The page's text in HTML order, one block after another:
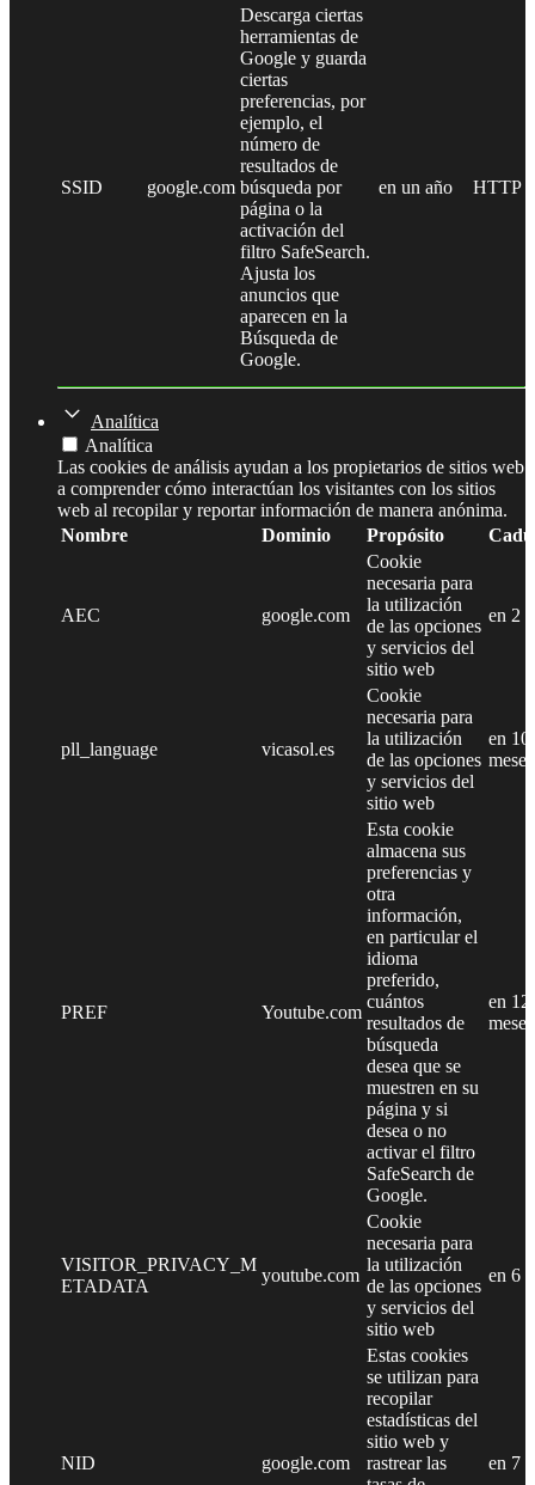
SSID google.com
Descarga ciertas
herramientas de
Google y guarda
ciertas
preferencias, por
ejemplo, el
número de
resultados de
búsqueda por
página o la
activación del
filtro SafeSearch.
Ajusta los
anuncios que
aparecen en la
Búsqueda de
Google.
en un año HTTP
Analítica
Analítica
Las cookies de análisis ayudan a los propietarios de sitios web
a comprender cómo interactúan los visitantes con los sitios
web al recopilar y reportar información de manera anónima.
Nombre
Dominio Propósito
AEC google.com
Cookie
necesaria para
la utilización
de las opciones
y servicios del
sitio web
en 2
pll_language vicasol.es
Cookie
necesaria para
la utilización
de las opciones
y servicios del
sitio web
en 10
meses
PREF Youtube.com
Esta cookie
almacena sus
preferencias y
otra
información,
en particular el
idioma
preferido,
cuántos
resultados de
búsqueda
desea que se
muestren en su
página y si
desea o no
activar el filtro
SafeSearch de
Google.
en 12
meses
VISITOR_PRIVACY_M
ETADATA
youtube.com
Cookie
necesaria para
la utilización
de las opciones
y servicios del
sitio web
en 6
NID google.com
Estas cookies
se utilizan para
recopilar
estadísticas del
sitio web y
rastrear las
en 7